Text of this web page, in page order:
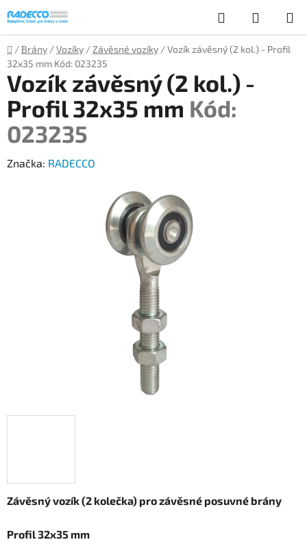
na
obsah
Hledat
KOŠÍK
Domů
/ Brány /Vozíky / Závěsné vozíky /Vozík závěsný (2 kol.) - Profil
32x35 mm Kód: 023235
Závěsný vozík (2 kolečka) pro závěsné posuvné brány
Profil 32x35 mm
Vozík závěsný (2 kol.) -
Profil 32x35 mm Kód:
023235
Značka: RADECCO